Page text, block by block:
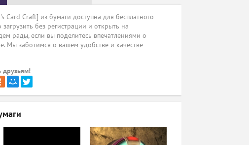
Craft] из бумаги доступна для бесплатного
без регистрации и открыть на
рады, если вы поделитесь впечатлениями о
Мы заботимся о вашем удобстве и качестве
друзьям!